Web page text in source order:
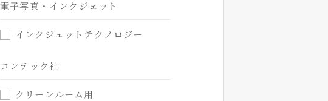
電子写真・インクジェット
インクジェットテクノロジー
コンテック社
クリーンルーム用